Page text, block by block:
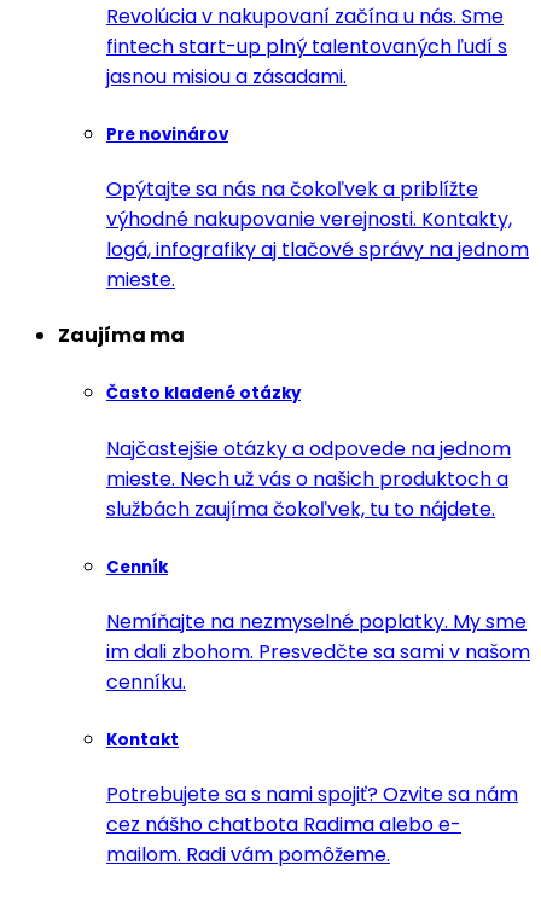
Revolúcia v nakupovaní začína u nás. Sme
fintech start-up plný talentovaných ľudí s
jasnou misiou a zásadami.
Pre novinárov
Opýtajte sa nás na čokoľvek a priblížte
výhodné nakupovanie verejnosti. Kontakty,
logá, infografiky aj tlačové správy na jednom
mieste.
Zaujíma ma
Často kladené otázky
Najčastejšie otázky a odpovede na jednom
mieste. Nech už vás o našich produktoch a
službách zaujíma čokoľvek, tu to nájdete.
Cenník
Nemíňajte na nezmyselné poplatky. My sme
im dali zbohom. Presvedčte sa sami v našom
cenníku.
Kontakt
Potrebujete sa s nami spojiť? Ozvite sa nám
cez nášho chatbota Radima alebo e-
mailom. Radi vám pomôžeme.